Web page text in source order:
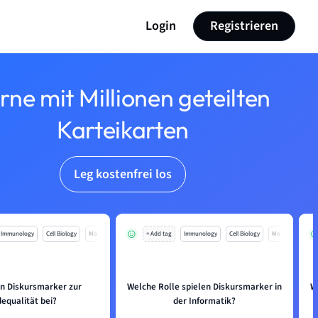
Login Registrieren
mit Millionen geteilten
Karteikarten
Leg kostenfrei los
Immunology Cell Biology Mo
Diskursmarker zur
bei?
+ Add tag Immunology Cell Biology Mo
Welche Rolle spielen Diskursmarker in
der Informatik?